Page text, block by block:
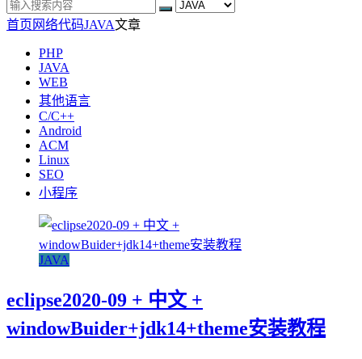
首页 网络代码JAVA文章
PHP
JAVA
WEB
其他语言
C/C++
Android
ACM
Linux
SEO
小程序
JAVA
eclipse2020-09 + 中文 +
windowBuider+jdk14+theme安装教程